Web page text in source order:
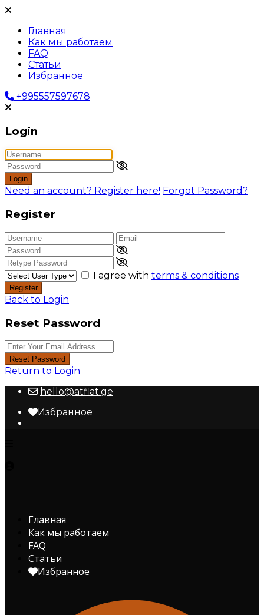
Главная
Как мы работаем
FAQ
Статьи
Избранное
+995557597678
Login
Login
Need an account? Register here! Forgot Password?
Register
I agree with terms & conditions
Register
Back to Login
Reset Password
Reset Password
Return to Login
hello@atflat.ge
Избранное
Главная
Как мы работаем
FAQ
Статьи
Избранное